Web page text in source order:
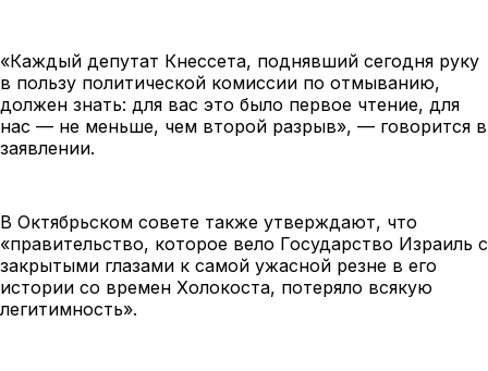
«Каждый депутат Кнессета, поднявший сегодня руку
в пользу политической комиссии по отмыванию,
должен знать: для вас это было первое чтение, для
нас — не меньше, чем второй разрыв», — говорится в
заявлении.
В Октябрьском совете также утверждают, что
«правительство, которое вело Государство Израиль с
закрытыми глазами к самой ужасной резне в его
истории со времен Холокоста, потеряло всякую
легитимность».